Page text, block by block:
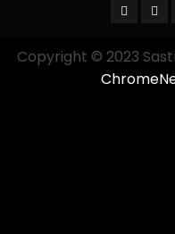
Copyright © 2023